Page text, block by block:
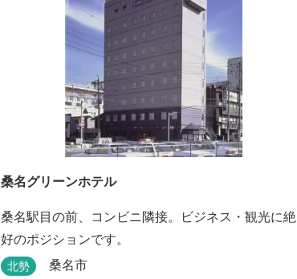
桑名グリーンホテル
桑名駅目の前、コンビニ隣接。ビジネス・観光に絶
好のポジションです。
北勢 桑名市